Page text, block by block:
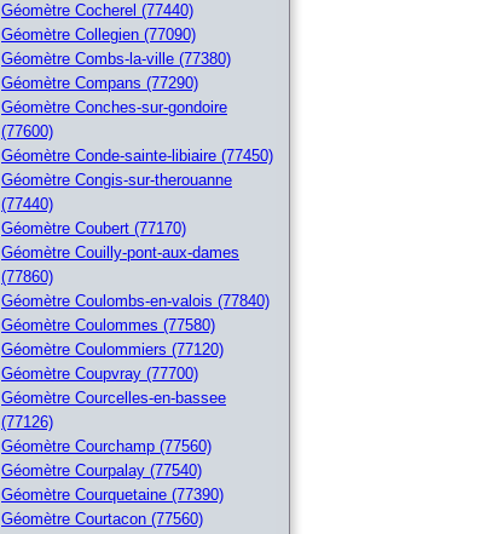
Géomètre Cocherel (77440)
Géomètre Collegien (77090)
Géomètre Combs-la-ville (77380)
Géomètre Compans (77290)
Géomètre Conches-sur-gondoire
(77600)
Géomètre Conde-sainte-libiaire (77450)
Géomètre Congis-sur-therouanne
(77440)
Géomètre Coubert (77170)
Géomètre Couilly-pont-aux-dames
(77860)
Géomètre Coulombs-en-valois (77840)
Géomètre Coulommes (77580)
Géomètre Coulommiers (77120)
Géomètre Coupvray (77700)
Géomètre Courcelles-en-bassee
(77126)
Géomètre Courchamp (77560)
Géomètre Courpalay (77540)
Géomètre Courquetaine (77390)
Géomètre Courtacon (77560)